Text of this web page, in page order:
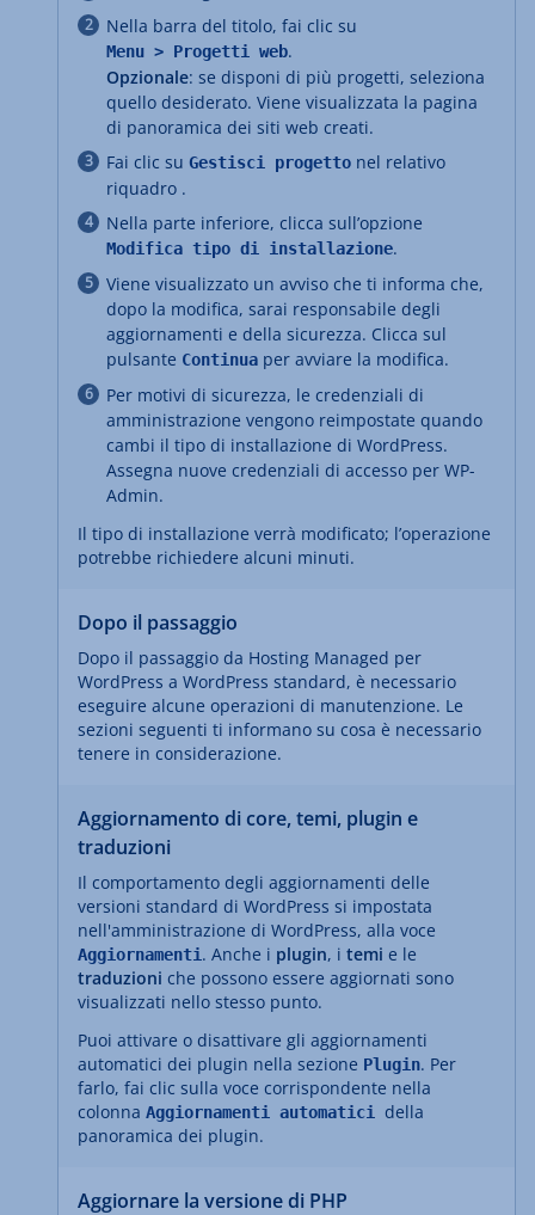
Nella barra del titolo, fai clic su
Menu > Progetti web.
Opzionale: se disponi di più progetti, seleziona
quello desiderato. Viene visualizzata la pagina
di panoramica dei siti web creati.
Fai clic su Gestisci progetto nel relativo
riquadro .
Nella parte inferiore, clicca sull’opzione
Modifica tipo di installazione.
Viene visualizzato un avviso che ti informa che,
dopo la modifica, sarai responsabile degli
aggiornamenti e della sicurezza. Clicca sul
pulsante Continua per avviare la modifica.
Per motivi di sicurezza, le credenziali di
amministrazione vengono reimpostate quando
cambi il tipo di installazione di WordPress.
Assegna nuove credenziali di accesso per WP-
Admin.
Il tipo di installazione verrà modificato; l’operazione
potrebbe richiedere alcuni minuti.
Dopo il passaggio
Dopo il passaggio da Hosting Managed per
WordPress a WordPress standard, è necessario
eseguire alcune operazioni di manutenzione. Le
sezioni seguenti ti informano su cosa è necessario
tenere in considerazione.
Aggiornamento di core, temi, plugin e
traduzioni
Il comportamento degli aggiornamenti delle
versioni standard di WordPress si impostata
nell'amministrazione di WordPress, alla voce
Aggiornamenti. Anche i plugin, i temi e le
traduzioni che possono essere aggiornati sono
visualizzati nello stesso punto.
Puoi attivare o disattivare gli aggiornamenti
automatici dei plugin nella sezione Plugin. Per
farlo, fai clic sulla voce corrispondente nella
colonna Aggiornamenti automatici
della
panoramica dei plugin.
Aggiornare la versione di PHP